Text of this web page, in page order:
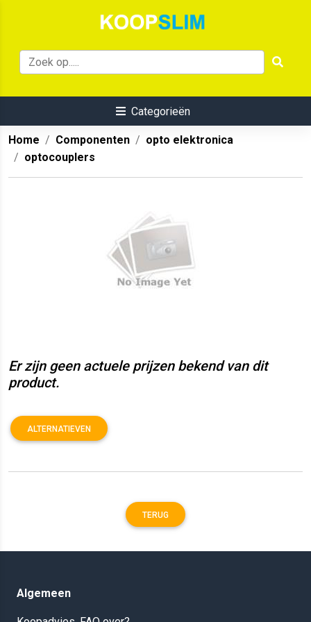
Categorieën
Home Componenten
opto elektronica
optocouplers
Er zijn geen actuele prijzen bekend van dit
product.
ALTERNATIEVEN
TERUG
Algemeen